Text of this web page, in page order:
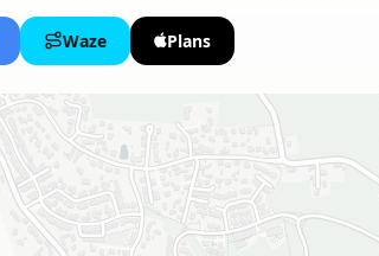
Waze Plans